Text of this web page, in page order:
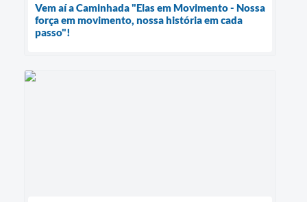
Vem aí a Caminhada "Elas em Movimento - Nossa
força em movimento, nossa história em cada
passo"!